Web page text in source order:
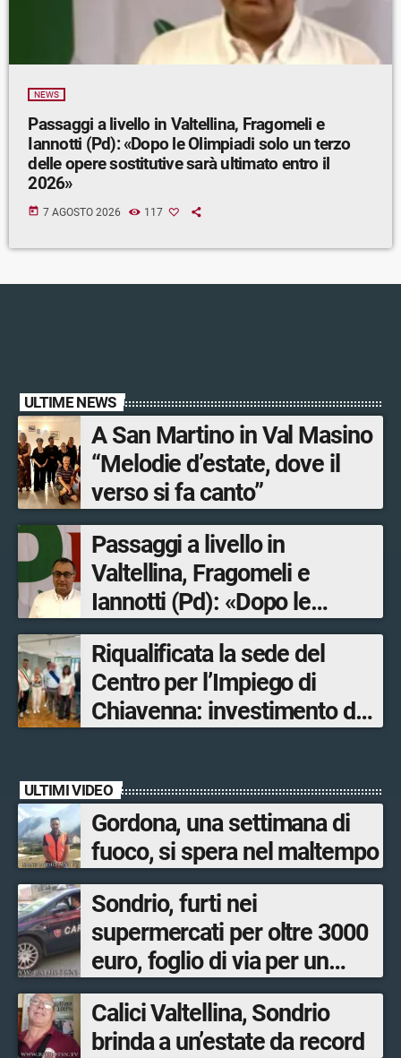
NEWS
Passaggi a livello in Valtellina, Fragomeli e
Iannotti (Pd): «Dopo le Olimpiadi solo un terzo
delle opere sostitutive sarà ultimato entro il
2026»
today 7 AGOSTO 2026 117
ULTIME NEWS
A San Martino in Val Masino
“Melodie d’estate, dove il
verso si fa canto”
Passaggi a livello in
Valtellina, Fragomeli e
Iannotti (Pd): «Dopo le
Olimpiadi solo un terzo delle
opere sostitutive sarà
ultimato entro il 2026»
Riqualificata la sede del
Centro per l’Impiego di
Chiavenna: investimento da
ULTIMI VIDEO
Gordona, una settimana di
fuoco, si spera nel maltempo
Sondrio, furti nei
supermercati per oltre 3000
euro, foglio di via per un
ventinovenne
Calici Valtellina, Sondrio
brinda a un’estate da record